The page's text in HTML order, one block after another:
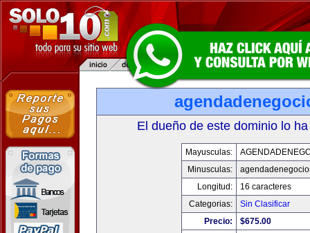
El dueño de este dominio lo
Mayusculas:
Minusculas:
Longitud:
16 caracteres
Categorias:
Sin Clasificar
Precio:
$675.00